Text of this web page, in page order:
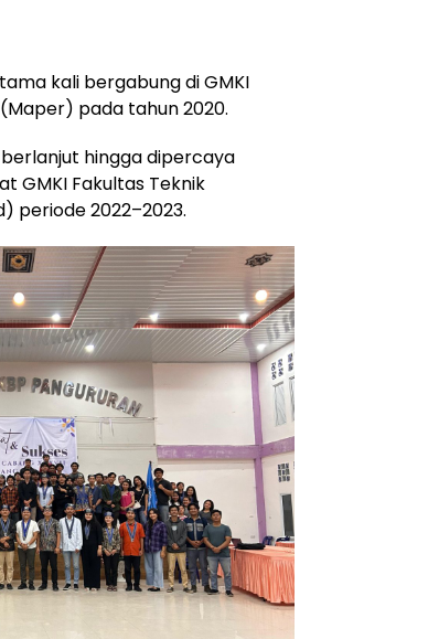
kali bergabung di GMKI
pada tahun 2020.
hingga dipercaya
GMKI Fakultas Teknik
periode 2022–2023.